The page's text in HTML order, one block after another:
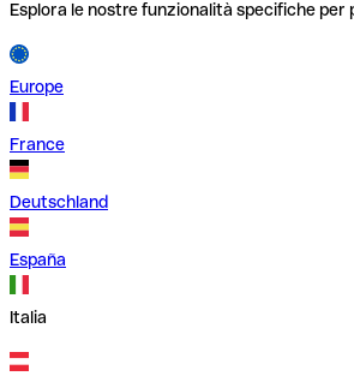
Esplora le nostre funzionalità specifiche per
Europe
France
Deutschland
España
Italia